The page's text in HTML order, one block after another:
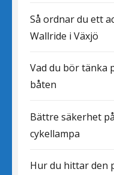
Så ordnar du ett
Wallride i Växjö
Vad du bör tänka
båten
Bättre säkerhet
cykellampa
Hur du hittar den